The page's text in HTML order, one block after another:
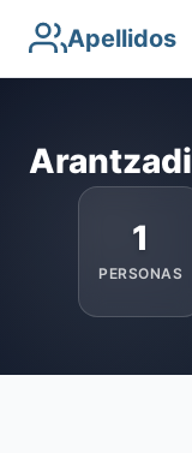
Apellidos
Arantzadi
1
PERSONAS